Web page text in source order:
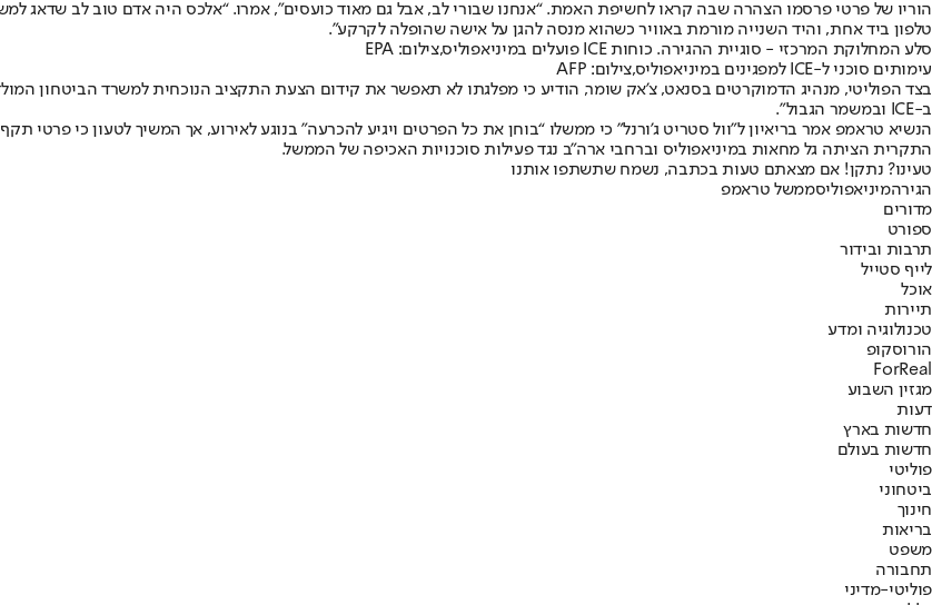
הוריו של פרטי פרסמו הצהרה שבה קראו לחשיפת האמת. “אנחנו שבורי לב, אבל גם מאוד כועסים”, אמרו. “אלכס היה אדם טוב לב שדאג
טלפון ביד אחת, והיד השנייה מורמת באוויר כשהוא מנסה להגן על אישה שהופלה לקרקע”.
סלע המחלוקת המרכזי - סוגיית ההגירה. כוחות ICE פועלים במיניאפוליס,צילום: EPA
עימותים סוכני ל-ICE למפגינים במיניאפוליס,צילום: AFP
בצד הפוליטי, מנהיג הדמוקרטים בסנאט, צ’אק שומר, הודיע כי מפלגתו לא תאפשר את קידום הצעת התקציב הנוכחית למשרד הביטחון
ב-ICE ובמשמר הגבול”.
הנשיא טראמפ אמר בריאיון ל”וול סטריט ג’ורנל” כי ממשלו “בוחן את כל הפרטים ויגיע להכרעה” בנוגע לאירוע, אך המשיך לטעון כי פרטי
התקרית הציתה גל מחאות במיניאפוליס וברחבי ארה”ב נגד פעילות סוכנויות האכיפה של הממשל.
טעינו? נתקן! אם מצאתם טעות בכתבה, נשמח שתשתפו אותנו
הגירהמיניאפוליסממשל טראמפ
מדורים
ספורט
תרבות ובידור
לייף סטייל
אוכל
תיירות
טכנולוגיה ומדע
הורוסקופ
ForReal
מגזין השבוע
דעות
חדשות בארץ
חדשות בעולם
פוליטי
ביטחוני
חינוך
בריאות
משפט
תחבורה
פוליטי-מדיני